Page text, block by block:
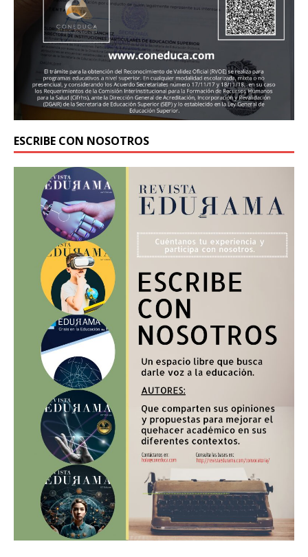
ESCRIBE CON NOSOTROS